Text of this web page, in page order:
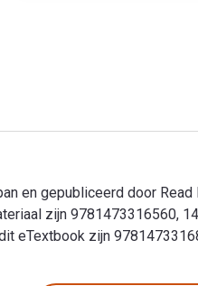
en gepubliceerd door
zijn 9781473316560,
eTextbook zijn